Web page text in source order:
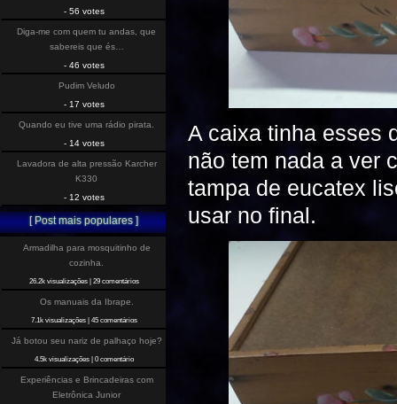
A caixa tinha esses
não tem nada a ver
tampa de eucatex
usar no final.
- 56 votes
Diga-me com quem tu andas, que
sabereis que és…
- 46 votes
Pudim Veludo
- 17 votes
Quando eu tive uma rádio pirata.
- 14 votes
Lavadora de alta pressão Karcher
K330
- 12 votes
[ Post mais populares ]
Armadilha para mosquitinho de
cozinha.
26.2k visualizações| 29 comentários
Os manuais da Ibrape.
7.1k visualizações| 45 comentários
Já botou seu nariz de palhaço hoje?
4.5k visualizações| 0 comentário
Experiências e Brincadeiras com
Eletrônica Junior